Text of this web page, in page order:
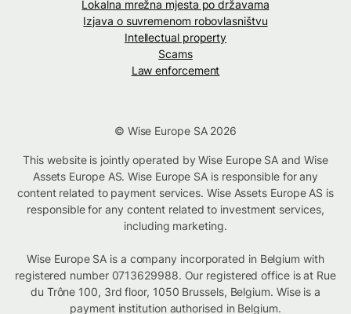
Lokalna mrežna mjesta po državama
Izjava o suvremenom robovlasništvu
Intellectual property
Scams
Law enforcement
© Wise Europe SA 2026
This website is jointly operated by Wise Europe SA and Wise
Assets Europe AS. Wise Europe SA is responsible for any
content related to payment services. Wise Assets Europe AS is
responsible for any content related to investment services,
including marketing.
Wise Europe SA is a company incorporated in Belgium with
registered number 0713629988. Our registered office is at Rue
du Trône 100, 3rd floor, 1050 Brussels, Belgium. Wise is a
payment institution authorised in Belgium.